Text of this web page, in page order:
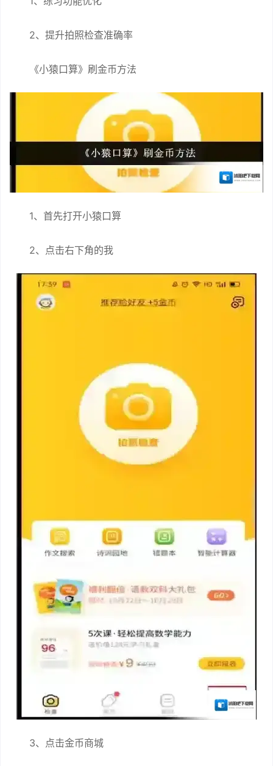
2、提升拍照检查准确率
《小猿口算》刷金币方法
1、首先打开小猿口算
2、点击右下角的我
3、点击金币商城